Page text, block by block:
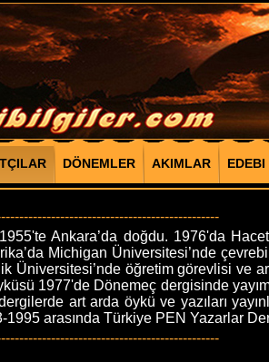
DÖNEMLER AKIMLAR
Ankara’da doğdu. 1976'da
Michigan Üniversitesi’nde
Üniversitesi’nde öğretim görevlisi ve
1977'de Dönemeç dergisinde
art arda öykü ve yazıları
1995 arasında Türkiye PEN Yazarlar